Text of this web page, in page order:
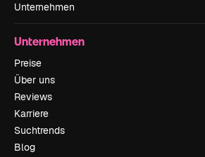
Unternehmen
Unternehmen
Preise
Über uns
Reviews
Karriere
Suchtrends
Blog